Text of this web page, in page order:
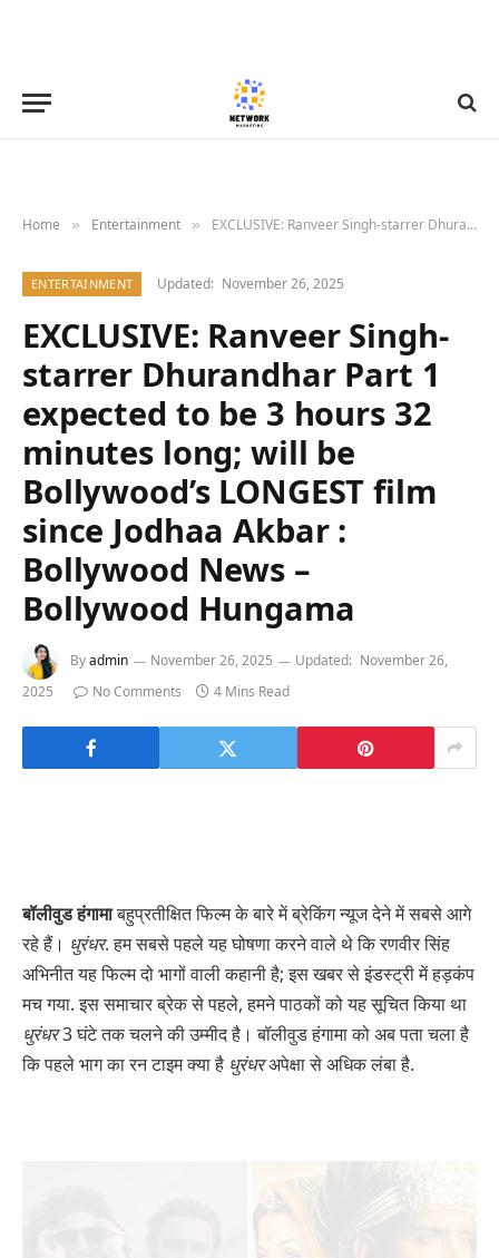
Home » Entertainment » EXCLUSIVE: Ranveer Singh-starrer Dhurandhar Part 1 expected to be 3 hours 32 minutes long; will be Bollywood’s LONGEST film since Jodhaa Akbar : Bollywood News – Bollywood Hungama
ENTERTAINMENT Updated: November 26, 2025
EXCLUSIVE: Ranveer Singh-
starrer Dhurandhar Part 1
expected to be 3 hours 32
minutes long; will be
Bollywood’s LONGEST film
since Jodhaa Akbar :
Bollywood News –
Bollywood Hungama
Byadmin November 26, 2025 Updated: November 26,
2025
No Comments 4 Mins Read
बॉलीवुड हंगामाबहुप्रतीक्षित फिल्म के बारे में ब्रेकिंग न्यूज देने में सबसे आगे
रहे हैं। धुरंधर. हम सबसे पहले यह घोषणा करने वाले थे कि रणवीर सिंह
अभिनीत यह फिल्म दो भागों वाली कहानी है; इस खबर से इंडस्ट्री में हड़कंप
मच गया. इस समाचार ब्रेक से पहले, हमने पाठकों को यह सूचित किया था
धुरंधर3 घंटे तक चलने की उम्मीद है। बॉलीवुड हंगामा को अब पता चला है
कि पहले भाग का रन टाइम क्या है धुरंधरअपेक्षा से अधिक लंबा है.